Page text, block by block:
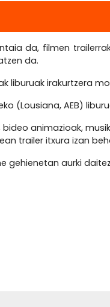
da, filmen
da.
liburuak irakurtzera
(Lousiana, AEB)
animazioak,
trailer itxura izan
gehienetan aurki